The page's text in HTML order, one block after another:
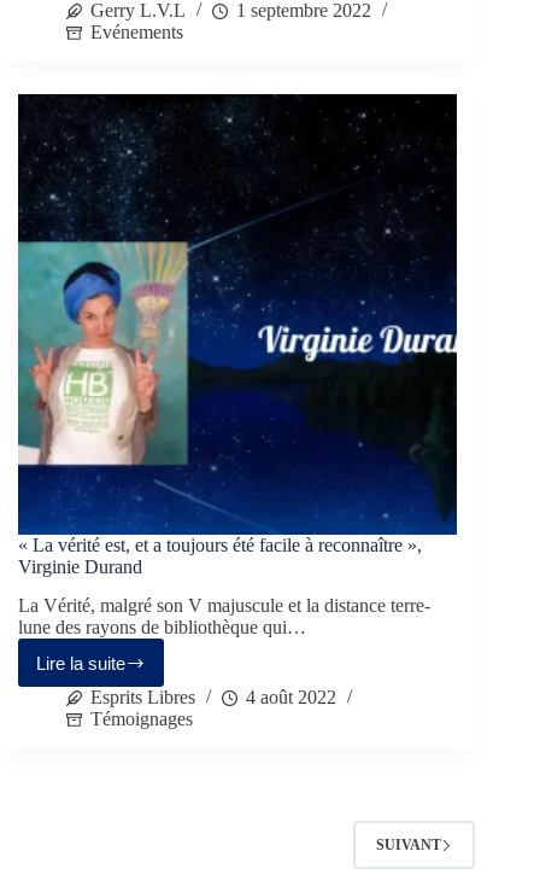
Gerry L.V.L
1 septembre 2022
Evénements
« La vérité est, et a toujours été facile à reconnaître »,
Virginie Durand
La Vérité, malgré son V majuscule et la distance terre-
lune des rayons de bibliothèque qui…
Lire la suite
Esprits Libres
4 août 2022
Témoignages
SUIVANT